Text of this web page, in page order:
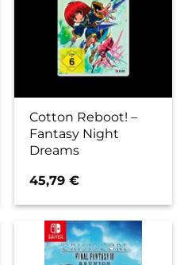
Cotton Reboot! –
Fantasy Night
Dreams
45,79€